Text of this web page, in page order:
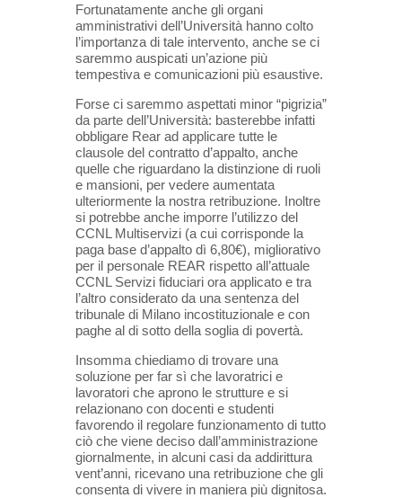
Fortunatamente anche gli organi
amministrativi dell’Università hanno colto
l’importanza di tale intervento, anche se ci
saremmo auspicati un’azione più
tempestiva e comunicazioni più esaustive.
Forse ci saremmo aspettati minor “pigrizia”
da parte dell’Università: basterebbe infatti
obbligare Rear ad applicare tutte le
clausole del contratto d’appalto, anche
quelle che riguardano la distinzione di ruoli
e mansioni, per vedere aumentata
ulteriormente la nostra retribuzione. Inoltre
si potrebbe anche imporre l’utilizzo del
CCNL Multiservizi (a cui corrisponde la
paga base d’appalto dì 6,80€), migliorativo
per il personale REAR rispetto all’attuale
CCNL Servizi fiduciari ora applicato e tra
l’altro considerato da una sentenza del
tribunale di Milano incostituzionale e con
paghe al di sotto della soglia di povertà.
Insomma chiediamo di trovare una
soluzione per far sì che lavoratrici e
lavoratori che aprono le strutture e si
relazionano con docenti e studenti
favorendo il regolare funzionamento di tutto
ciò che viene deciso dall’amministrazione
giornalmente, in alcuni casi da addirittura
vent’anni, ricevano una retribuzione che gli
consenta di vivere in maniera più dignitosa.